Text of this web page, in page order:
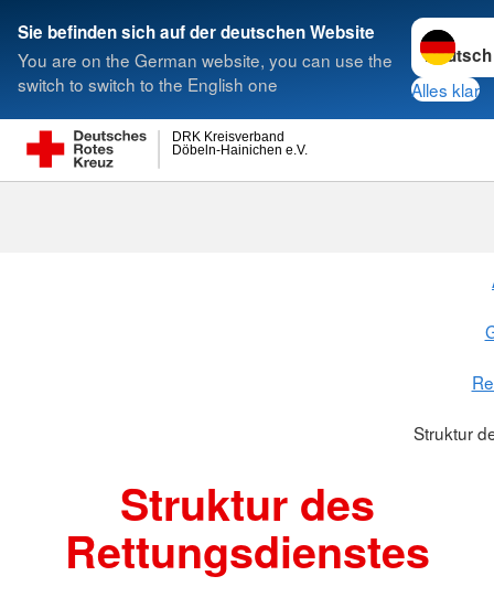
Sie befinden sich auf der deutschen Website
You are on the German website, you can use the
switch to switch to the English one
Sprache
Alles klar
Döbeln-Hainichen e.V.
DRK Kreisverband
Suche
Struktur
Struktur des
Rettungsdienstes